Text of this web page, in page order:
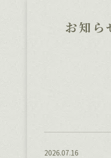
お知ら
2026.07.16